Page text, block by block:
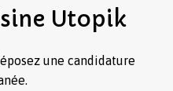
Utopik
une candidature